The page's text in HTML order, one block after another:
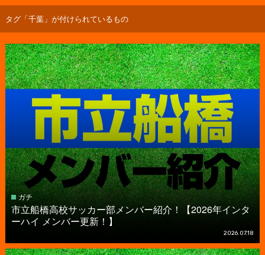
タグ「千葉」が付けられているもの
ガチ
市立船橋高校サッカー部メンバー紹介！【2026年インタ
ーハイ メンバー更新！】
2026.07.18